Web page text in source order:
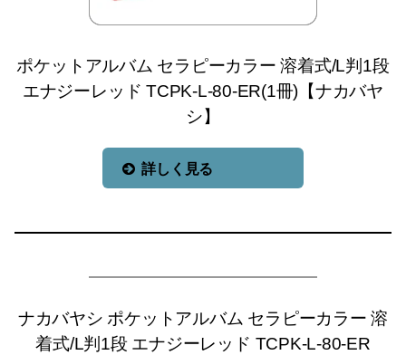
ポケットアルバム セラピーカラー 溶着式/L判1段
エナジーレッド TCPK-L-80-ER(1冊)【ナカバヤ
シ】
詳しく見る
ナカバヤシ ポケットアルバム セラピーカラー 溶
着式/L判1段 エナジーレッド TCPK-L-80-ER